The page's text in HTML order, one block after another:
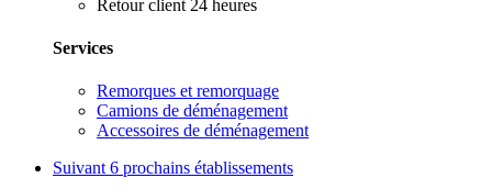
Retour client 24 heures
Services
Remorques et remorquage
Camions de déménagement
Accessoires de déménagement
Suivant 6 prochains établissements